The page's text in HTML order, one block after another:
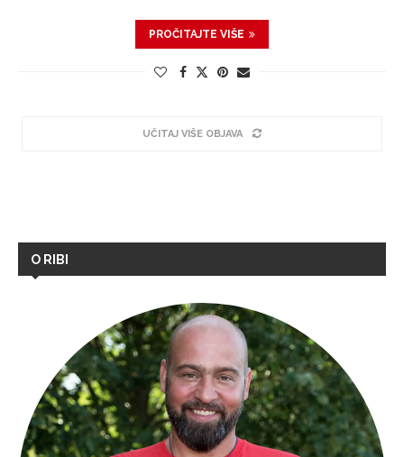
PROČITAJTE VIŠE
UČITAJ VIŠE OBJAVA
O RIBI